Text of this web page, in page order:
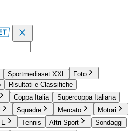
Sportmediaset XXL
Foto
Risultati e Classifiche
Coppa Italia
Supercoppa Italiana
Squadre Mercato
Motori
E Tennis Altri Sport
Sondaggi